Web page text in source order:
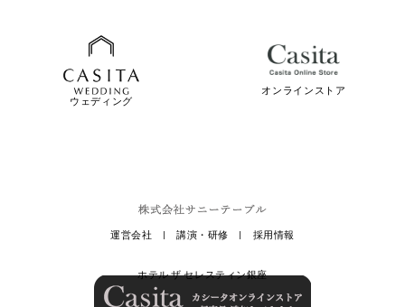
ウェディング
オンラインストア
運営会社 |講演・研修 | 採用情報
ホテル ザ セレスティン銀座